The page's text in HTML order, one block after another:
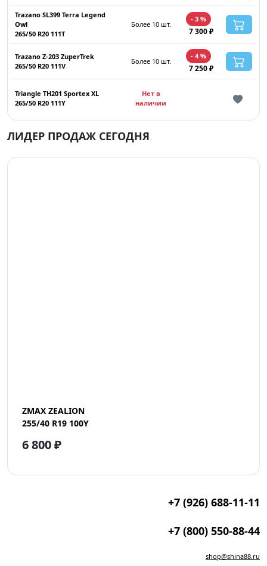
Trazano SL399 Terra Legend
Owl
265/50 R20 111T
Более 10 шт.
- 3 %
7 300 ₽
Trazano Z-203 ZuperTrek
265/50 R20 111V
Более 10 шт.
- 4 %
7 250 ₽
Triangle TH201 Sportex XL
265/50 R20 111Y
Нет в
наличии
ЛИДЕР ПРОДАЖ СЕГОДНЯ
ZMAX ZEALION
255/40 R19 100Y
6 800 ₽
+7 (926) 688-11-11
+7 (800) 550-88-44
shop@shina88.ru